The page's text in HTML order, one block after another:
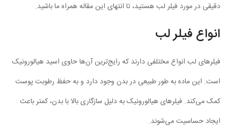
دقیقی در مورد فیلر لب هستید، تا انتهای این مقاله همراه ما باشید.
انواع فیلر لب
فیلرهای لب انواع مختلفی دارند که رایج‌ترین آن‌ها حاوی اسید هیالورونیک
است. این ماده به طور طبیعی در بدن وجود دارد و به حفظ رطوبت پوست
کمک می‌کند. فیلرهای هیالورونیک به دلیل سازگاری بالا با بدن، کمتر باعث
ایجاد حساسیت می‌شوند.